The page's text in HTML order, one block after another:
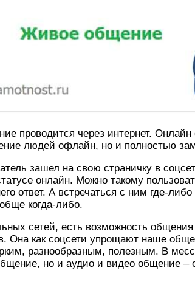
проводится через интернет.
людей офлайн, но и полностью
зашел на свою страничку в
онлайн. Можно такому
ответ. А встречаться с ним где-
когда-либо.
сетей, есть возможность
Она как соцсети упрощают наше
разнообразным, полезным. В
но и аудио и видео общение –